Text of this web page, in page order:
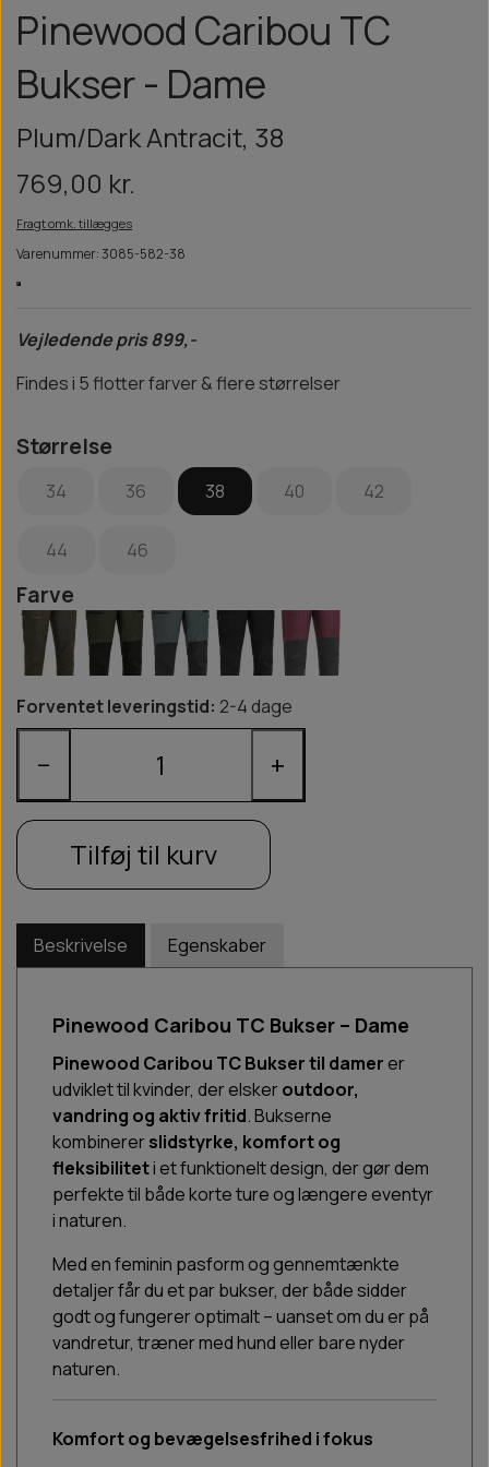
Pinewood Caribou TC
Bukser - Dame
Plum/Dark Antracit, 38
769,00 kr.
Fragt omk. tillægges
Varenummer: 3085-582-38
Vejledende pris 899,-
Findes i 5 flotter farver & flere størrelser
Størrelse
34 36 38 40 42
44 46
Farve
Forventet leveringstid: 2-4 dage
− +
Tilføj til kurv
Beskrivelse Egenskaber
Pinewood Caribou TC Bukser – Dame
Pinewood Caribou TC Bukser til damerer
udviklet til kvinder, der elskeroutdoor,
vandring og aktiv fritid. Bukserne
kombinererslidstyrke, komfort og
fleksibiliteti et funktionelt design, der gør dem
perfekte til både korte ture og længere eventyr
i naturen.
Med en feminin pasform og gennemtænkte
detaljer får du et par bukser, der både sidder
godt og fungerer optimalt – uanset om du er på
vandretur, træner med hund eller bare nyder
naturen.
Komfort og bevægelsesfrihed i fokus